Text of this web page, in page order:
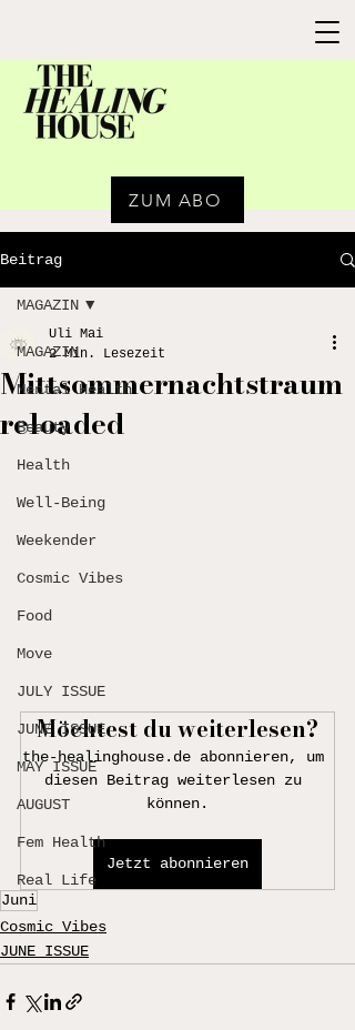
ZUM ABO
Beitrag
MAGAZIN
Mental Health
Beauty
Health
Well-Being
Weekender
Cosmic Vibes
Food
Move
JULY ISSUE
JUNE ISSUE
MAY ISSUE
AUGUST
Fem Health
Real Life
MAGAZIN
Mittsommernachtstraum
reloaded
Uli Mai
2 Min. Lesezeit
Möchtest du weiterlesen?
the-healinghouse.de abonnieren, um
diesen Beitrag weiterlesen zu
können.
Jetzt abonnieren
Juni
Cosmic Vibes
JUNE ISSUE